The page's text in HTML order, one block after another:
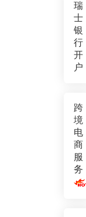
瑞
士
银
行
开
户
跨
境
电
商
服
务